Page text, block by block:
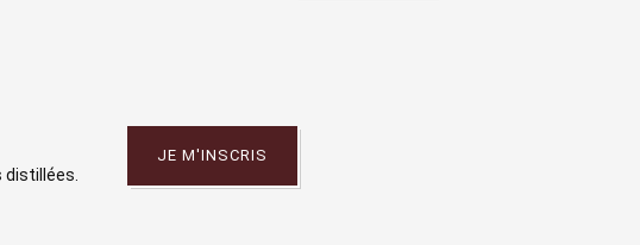
JE M'INSCRIS